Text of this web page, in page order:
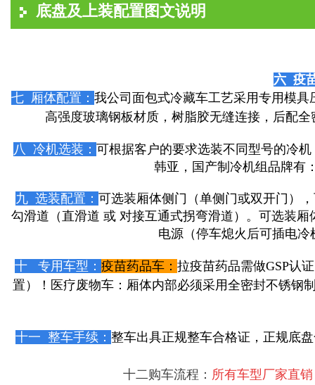
底盘及上装配置图文说明
六 疫
七 厢体配置： 我公司面包式冷藏车工艺采用专用模
高强度玻璃钢板材质，树脂胶无缝连接，后配
八 冷机选装： 可根据客户的要求选装不同型号的冷机
韩亚，国产制冷机组品牌有
九 选装配置： 可选装厢体侧门（单侧门或双开门）
勾滑道（直滑道 或 对接互通式拐弯滑道）。可选装
电源（停车熄火后可插电
十 专用车型： 疫苗药品车： 拉疫苗药品需做GSP认
置）！ 医疗废物车： 厢体内部必须采用全密封不锈钢
十一 整车手续： 整车出具正规整车合格证，正规底
十二购车流程： 所有车型厂家直